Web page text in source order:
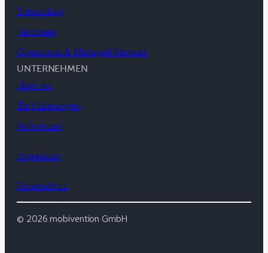
Entwicklung
Hardware
Operations & Managed Services
UNTERNEHMEN
Über uns
Zertifizierungen
Referenzen
Impressum
Datenschutz
© 2026 mobivention GmbH